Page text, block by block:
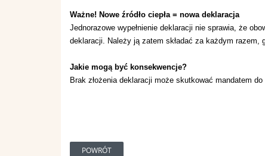
Ważne! Nowe źródło ciepła = nowa deklaracja
Jednorazowe wypełnienie deklaracji nie sprawia, że
deklaracji. Należy ją zatem składać za każdym razem,
Jakie mogą być konsekwencje?
Brak złożenia deklaracji może skutkować mandatem
POWRÓT